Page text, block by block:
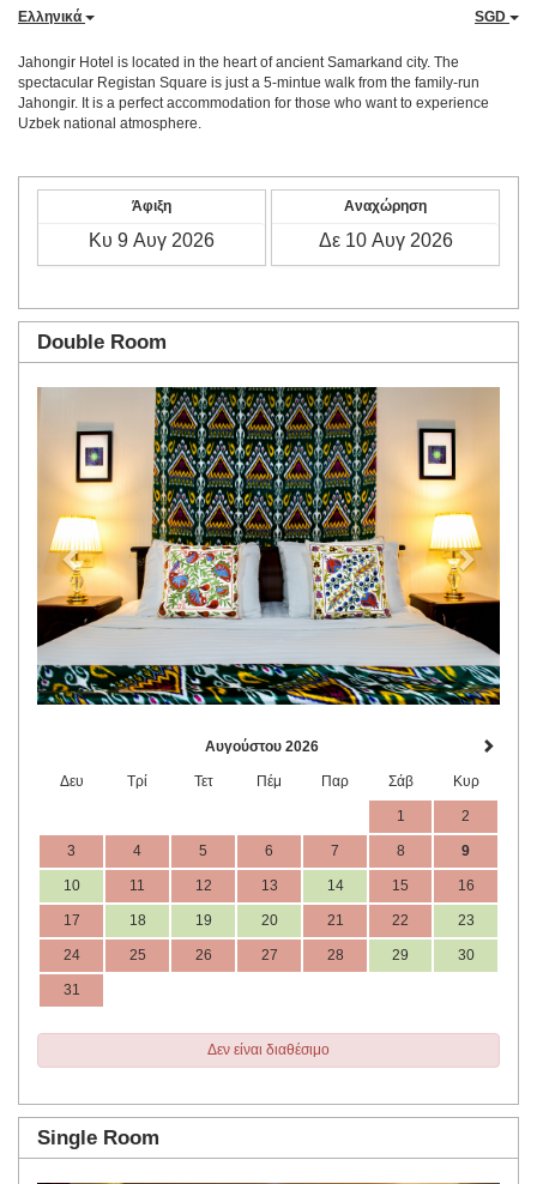
Ελληνικά SGD
Jahongir Hotel is located in the heart of ancient Samarkand city. The
spectacular Registan Square is just a 5-mintue walk from the family-run
Jahongir. It is a perfect accommodation for those who want to experience
Uzbek national atmosphere.
Άφιξη Αναχώρηση
Double Room
Previous
Αυγούστου 2026
Δευ Τρί Τετ Πέμ Παρ Σάβ Κυρ
1 2
3 4 5 6 7 8 9
10 11 12 13 14 15 16
17 18 19 20 21 22 23
24 25 26 27 28 29 30
31
Δεν είναι διαθέσιμο
Single Room